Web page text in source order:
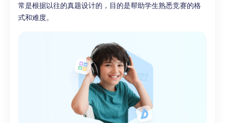
常是根据以往的真题设计的，目的是帮助学生熟悉竞赛的格
式和难度。